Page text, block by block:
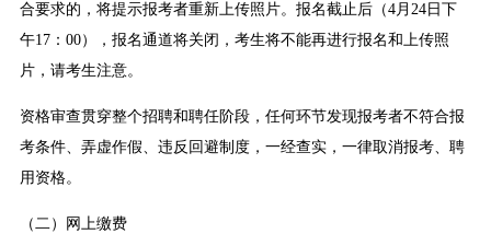
合要求的，将提示报考者重新上传照片。报名截止后（4月24日下
午17：00），报名通道将关闭，考生将不能再进行报名和上传照
片，请考生注意。
资格审查贯穿整个招聘和聘任阶段，任何环节发现报考者不符合报
考条件、弄虚作假、违反回避制度，一经查实，一律取消报考、聘
用资格。
（二）网上缴费